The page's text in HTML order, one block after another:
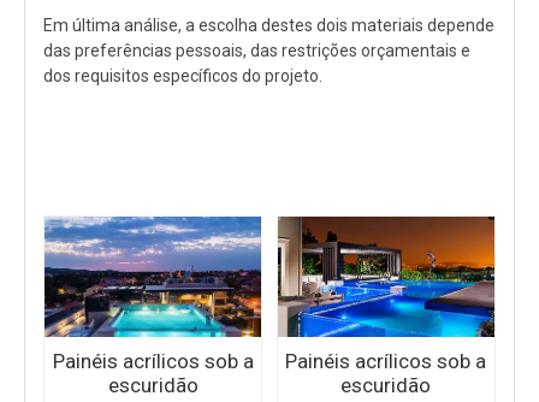
Em última análise, a escolha destes dois materiais depende
das preferências pessoais, das restrições orçamentais e
dos requisitos específicos do projeto.
Painéis acrílicos sob a
escuridão
Painéis acrílicos sob a
escuridão